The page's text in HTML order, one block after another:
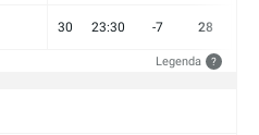
30 23:30 -7 28
Legenda ?